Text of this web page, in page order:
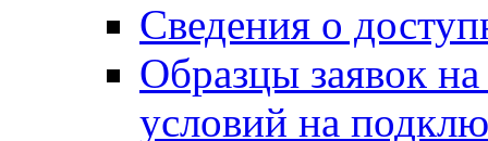
Сведения о
Образцы заявок
условий на